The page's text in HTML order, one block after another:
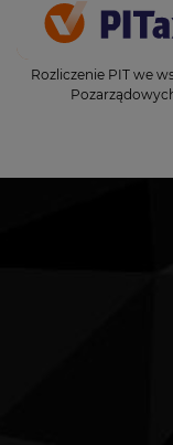
Rozliczenie PIT we